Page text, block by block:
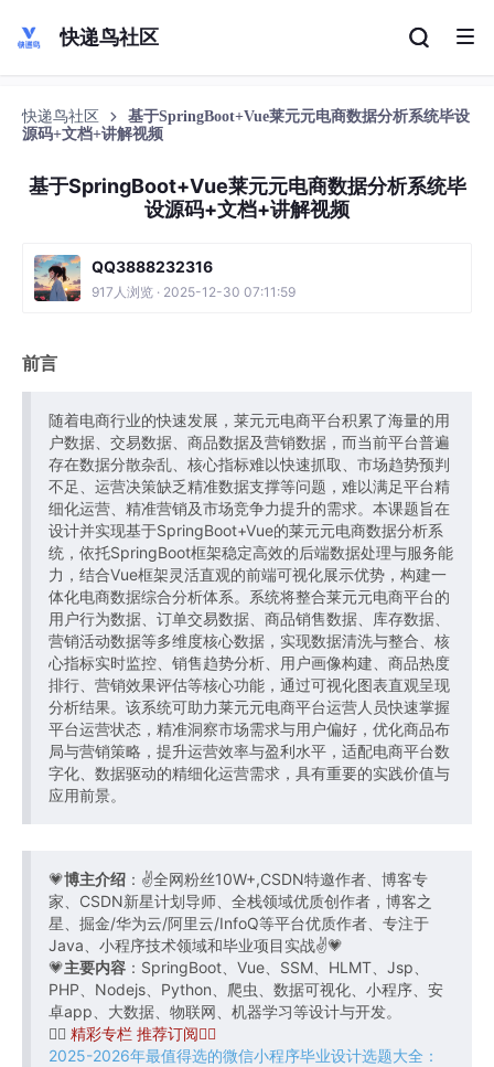
快递鸟社区
快递鸟社区
基于SpringBoot+Vue莱元元电商数据分析系统毕设
源码+文档+讲解视频
基于SpringBoot+Vue莱元元电商数据分析系统毕
设源码+文档+讲解视频
QQ3888232316
917人浏览 · 2025-12-30 07:11:59
前言
随着电商行业的快速发展，莱元元电商平台积累了海量的用
户数据、交易数据、商品数据及营销数据，而当前平台普遍
存在数据分散杂乱、核心指标难以快速抓取、市场趋势预判
不足、运营决策缺乏精准数据支撑等问题，难以满足平台精
细化运营、精准营销及市场竞争力提升的需求。本课题旨在
设计并实现基于SpringBoot+Vue的莱元元电商数据分析系
统，依托SpringBoot框架稳定高效的后端数据处理与服务能
力，结合Vue框架灵活直观的前端可视化展示优势，构建一
体化电商数据综合分析体系。系统将整合莱元元电商平台的
用户行为数据、订单交易数据、商品销售数据、库存数据、
营销活动数据等多维度核心数据，实现数据清洗与整合、核
心指标实时监控、销售趋势分析、用户画像构建、商品热度
排行、营销效果评估等核心功能，通过可视化图表直观呈现
分析结果。该系统可助力莱元元电商平台运营人员快速掌握
平台运营状态，精准洞察市场需求与用户偏好，优化商品布
局与营销策略，提升运营效率与盈利水平，适配电商平台数
字化、数据驱动的精细化运营需求，具有重要的实践价值与
应用前景。
💗博主介绍 ：✌全网粉丝10W+,CSDN特邀作者、博客专
家、CSDN新星计划导师、全栈领域优质创作者，博客之
星、掘金/华为云/阿里云/InfoQ等平台优质作者、专注于
Java、小程序技术领域和毕业项目实战✌💗
💗主要内容 ：SpringBoot、Vue、SSM、HLMT、Jsp、
PHP、Nodejs、Python、爬虫、数据可视化、小程序、安
卓app、大数据、物联网、机器学习等设计与开发。
👇🏻 精彩专栏 推荐订阅👇🏻
2025-2026年最值得选的微信小程序毕业设计选题大全：